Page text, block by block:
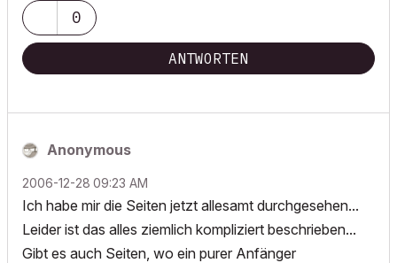
0
ANTWORTEN
Anonymous
‎2006-12-28 09:23 AM
Ich habe mir die Seiten jetzt allesamt durchgesehen...
Leider ist das alles ziemlich kompliziert beschrieben...
Gibt es auch Seiten, wo ein purer Anfänger